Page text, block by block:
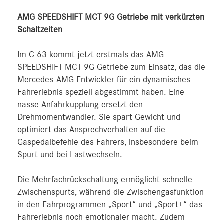
AMG SPEEDSHIFT MCT 9G Getriebe mit verkürzten
Schaltzeiten
Im C 63 kommt jetzt erstmals das AMG
SPEEDSHIFT MCT 9G Getriebe zum Einsatz, das die
Mercedes-AMG Entwickler für ein dynamisches
Fahrerlebnis speziell abgestimmt haben. Eine
nasse Anfahrkupplung ersetzt den
Drehmomentwandler. Sie spart Gewicht und
optimiert das Ansprechverhalten auf die
Gaspedalbefehle des Fahrers, insbesondere beim
Spurt und bei Lastwechseln.
Die Mehrfachrückschaltung ermöglicht schnelle
Zwischenspurts, während die Zwischengasfunktion
in den Fahrprogrammen „Sport“ und „Sport+“ das
Fahrerlebnis noch emotionaler macht. Zudem